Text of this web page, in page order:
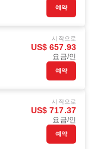
예약
시작으로
US$ 657.93
요금/인
예약
시작으로
US$ 717.37
요금/인
예약